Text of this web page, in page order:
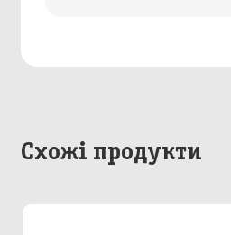
Схожі продукти